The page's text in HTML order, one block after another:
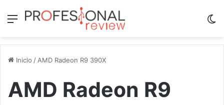
Menú
Inicio /AMD Radeon R9 390X
AMD Radeon R9